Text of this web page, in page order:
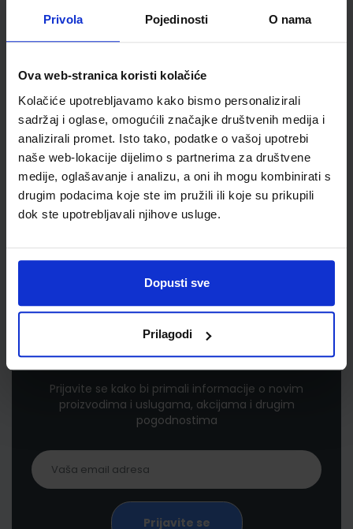
Privola Pojedinosti O nama
Ova web-stranica koristi kolačiće
Kolačiće upotrebljavamo kako bismo personalizirali
sadržaj i oglase, omogućili značajke društvenih medija i
analizirali promet. Isto tako, podatke o vašoj upotrebi
naše web-lokacije dijelimo s partnerima za društvene
medije, oglašavanje i analizu, a oni ih mogu kombinirati s
drugim podacima koje ste im pružili ili koje su prikupili
dok ste upotrebljavali njihove usluge.
Dopusti sve
Prilagodi
Autor
Ljiljana Tanay Sanja Biljan
Vrsta škole
3 STRUKOVNA
Nastavni predmet
TRGOVAČKE ŠKOLE
Reg br min
Newsletter prijava
Prijavite se kako bi primali informacije o novim
proizvodima i uslugama, akcijama i drugim
pogodnostima